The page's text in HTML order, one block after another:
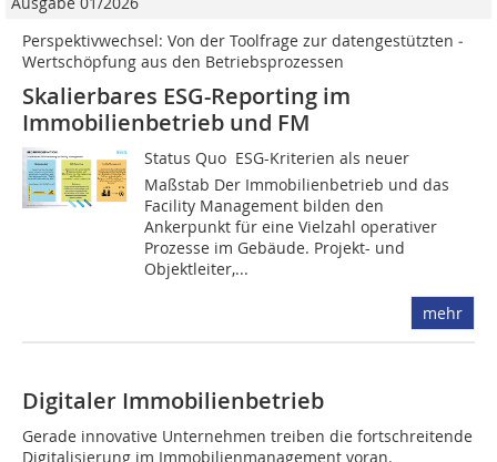
Perspektivwechsel: Von der Toolfrage zur datengestützten ­
Wertschöpfung aus den Betriebsprozessen
Skalierbares ESG-Reporting im
Immobilienbetrieb und FM
Status Quo  ESG-Kriterien als ­neuer
Maßstab Der Immobilienbetrieb und das
Facility Management bilden den
Ankerpunkt für eine Vielzahl operativer
Prozesse im Gebäude. Projekt- und
Objektleiter,...
mehr
Digitaler Immobilienbetrieb
Gerade innovative Unternehmen treiben die fortschreitende
Digitalisierung im Immobilienmanagement voran.